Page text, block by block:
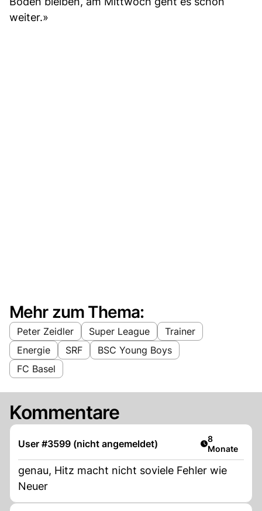
weiter.»
Mehr zum Thema:
Peter Zeidler Super League
Trainer
Energie
SRF
BSC Young Boys
FC Basel
Kommentare
User #3599 (nicht angemeldet) Artikel
8
Monate
genau, Hitz macht nicht soviele Fehler wie
Neuer